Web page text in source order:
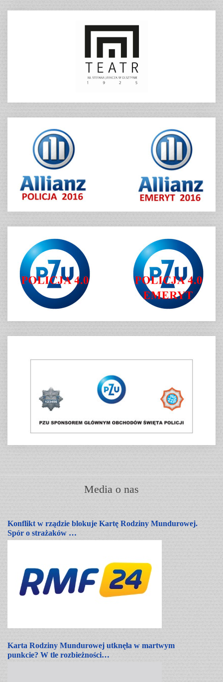
Media o nas
Konflikt w rządzie blokuje Kartę Rodziny Mundurowej.
Spór o strażaków …
Karta Rodziny Mundurowej utknęła w martwym
punkcie? W tle rozbieżności…